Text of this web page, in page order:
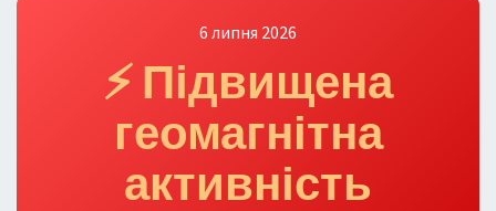
6 липня 2026
⚡ Підвищена
геомагнітна
активність